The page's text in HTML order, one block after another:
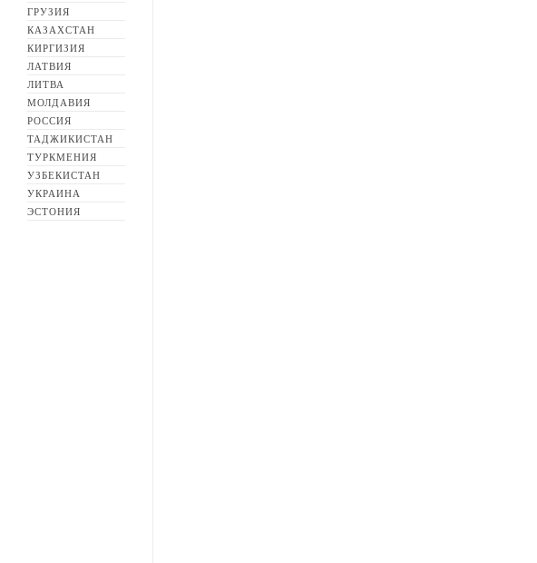
ГРУЗИЯ
КАЗАХСТАН
КИРГИЗИЯ
ЛАТВИЯ
ЛИТВА
МОЛДАВИЯ
РОССИЯ
ТАДЖИКИСТАН
ТУРКМЕНИЯ
УЗБЕКИСТАН
УКРАИНА
ЭСТОНИЯ